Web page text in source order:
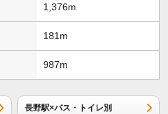
1,376m
181m
987m
長野駅×バス・トイレ別